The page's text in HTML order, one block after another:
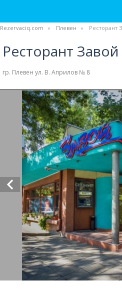
Rezervaciq.com Плевен Ресторант
Ресторант
гр. Плевен ул. В. Априлов № 8